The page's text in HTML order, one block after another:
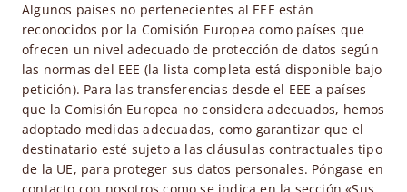
Algunos países no pertenecientes al EEE están
reconocidos por la Comisión Europea como países que
ofrecen un nivel adecuado de protección de datos según
las normas del EEE (la lista completa está disponible bajo
petición). Para las transferencias desde el EEE a países
que la Comisión Europea no considera adecuados, hemos
adoptado medidas adecuadas, como garantizar que el
destinatario esté sujeto a las cláusulas contractuales tipo
de la UE, para proteger sus datos personales. Póngase en